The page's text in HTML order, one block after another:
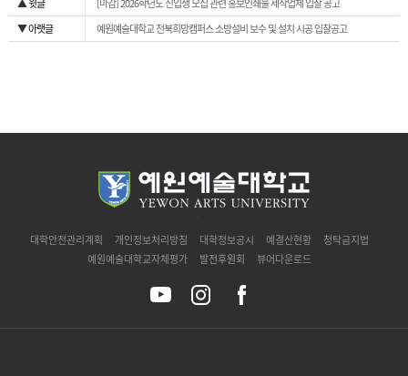
▲ 윗글
[마감] 2026학년도 신입생 모집 관련 홍보인쇄물 제작업체 입찰 공고
▼ 아랫글
예원예술대학교 전북희망캠퍼스 소방설비 보수 및 설치 시공 입찰공고
대학안전관리계획 개인정보처리방침 대학정보공시 예결산현황
청탁금지법
예원예술대학교자체평가
발전후원회 뷰어다운로드